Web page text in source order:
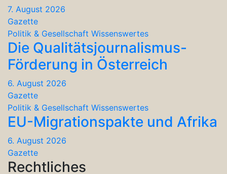
7. August 2026
Gazette
Politik & Gesellschaft Wissenswertes
Die Qualitätsjournalismus-
Förderung in Österreich
6. August 2026
Gazette
Politik & Gesellschaft Wissenswertes
EU-Migrationspakte und Afrika
6. August 2026
Gazette
Rechtliches